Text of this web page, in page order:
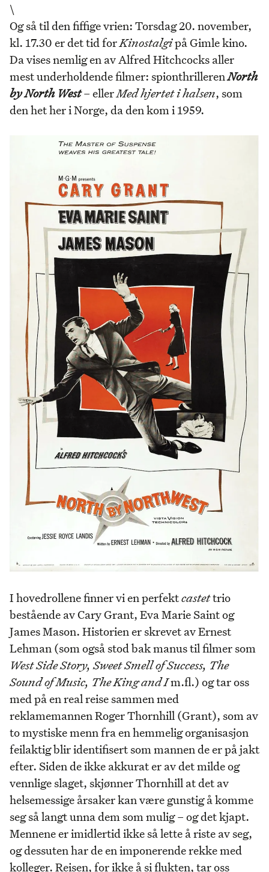
\
Og så til den fiffige vrien: Torsdag 20. november,
kl. 17.30 er det tid forKinostalgipå Gimle kino.
Da vises nemlig en av Alfred Hitchcocks aller
mest underholdende filmer: spionthrillerenNorth
by North West– ellerMed hjertet i halsen, som
den het her i Norge, da den kom i 1959.
I hovedrollene finner vi en perfektcastettrio
bestående av Cary Grant, Eva Marie Saint og
James Mason. Historien er skrevet av Ernest
Lehman (som også stod bak manus til filmer som
West Side Story, Sweet Smell of Success, The
Sound of Music, The King and Im.fl.) og tar oss
med på en real reise sammen med
reklamemannen Roger Thornhill (Grant), som av
to mystiske menn fra en hemmelig organisasjon
feilaktig blir identifisert som mannen de er på jakt
efter. Siden de ikke akkurat er av det milde og
vennlige slaget, skjønner Thornhill at det av
helsemessige årsaker kan være gunstig å komme
seg så langt unna dem som mulig – og det kjapt.
Mennene er imidlertid ikke så lette å riste av seg,
og dessuten har de en imponerende rekke med
kolleger. Reisen, for ikke å si flukten, tar oss